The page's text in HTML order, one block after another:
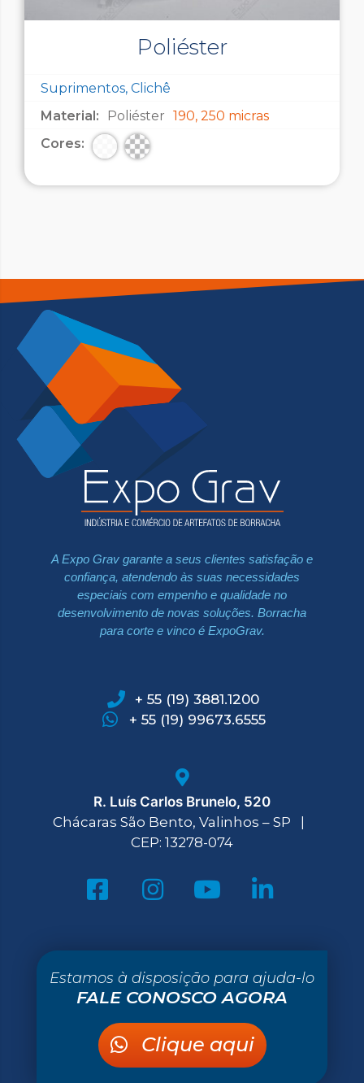
Poliéster
Suprimentos, Clichê
Material:
Poliéster 190, 250 micras
Cores:
A Expo Grav garante a seus clientes satisfação e
confiança, atendendo às suas necessidades
especiais com empenho e qualidade no
desenvolvimento de novas soluções. Borracha
para corte e vinco é ExpoGrav.
+ 55 (19) 3881.1200
+ 55 (19) 99673.6555
R. Luís Carlos Brunelo, 520
Chácaras São Bento, Valinhos – SP |
CEP: 13278-074
Estamos à disposição para ajuda-lo
FALE CONOSCO AGORA
Clique aqui